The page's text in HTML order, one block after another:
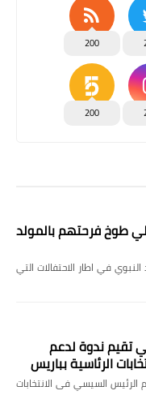
200
200
طوخ فرحتهم بالمولد
في اطار الاحتفالات التي
تقيم ندوة لدعم
الرئاسية بباريس
السيسي فى الانتخابات